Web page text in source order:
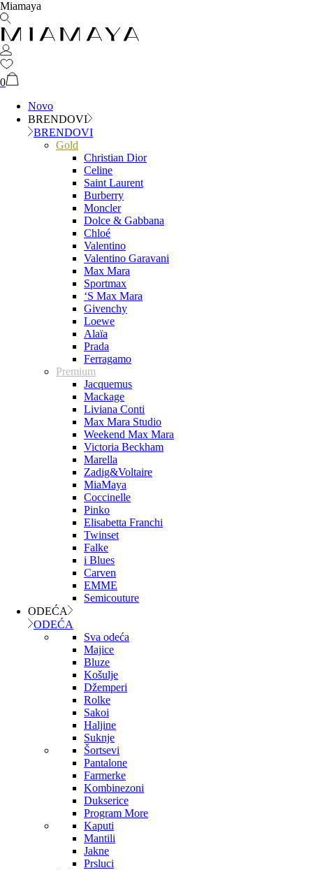
Miamaya
0
Novo
BRENDOVI
BRENDOVI
Gold
Christian Dior
Celine
Saint Laurent
Burberry
Moncler
Dolce & Gabbana
Chloé
Valentino
Valentino Garavani
Max Mara
Sportmax
‘S Max Mara
Givenchy
Loewe
Alaïa
Prada
Ferragamo
Premium
Jacquemus
Mackage
Liviana Conti
Max Mara Studio
Weekend Max Mara
Victoria Beckham
Marella
Zadig&Voltaire
MiaMaya
Coccinelle
Pinko
Elisabetta Franchi
Twinset
Falke
i Blues
Carven
EMME
Semicouture
ODEĆA
ODEĆA
Sva odeća
Majice
Bluze
Košulje
Džemperi
Rolke
Sakoi
Haljine
Suknje
Šortsevi
Pantalone
Farmerke
Kombinezoni
Dukserice
Program More
Kaputi
Mantili
Jakne
Prsluci